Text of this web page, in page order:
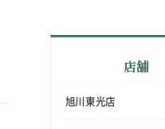
店舗
旭川東光店